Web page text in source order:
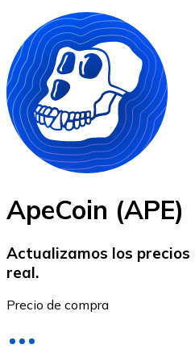
Bitcoin
BTC
Ethereum
ETH
ApeCoin (APE)
Actualizamos los precios
real.
Precio de compra